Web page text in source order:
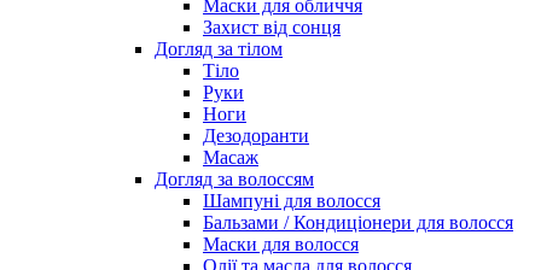
Маски для обличчя
Захист від сонця
Догляд за тілом
Тіло
Руки
Ноги
Дезодоранти
Масаж
Догляд за волоссям
Шампуні для волосся
Бальзами / Кондиціонери для волосся
Маски для волосся
Олії та масла для волосся